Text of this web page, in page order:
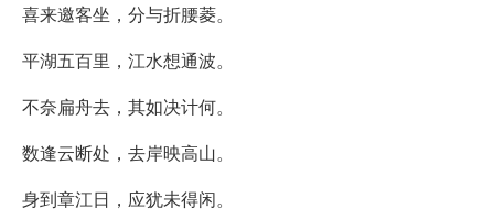
喜来邀客坐，分与折腰菱。
平湖五百里，江水想通波。
不奈扁舟去，其如决计何。
数逢云断处，去岸映高山。
身到章江日，应犹未得闲。